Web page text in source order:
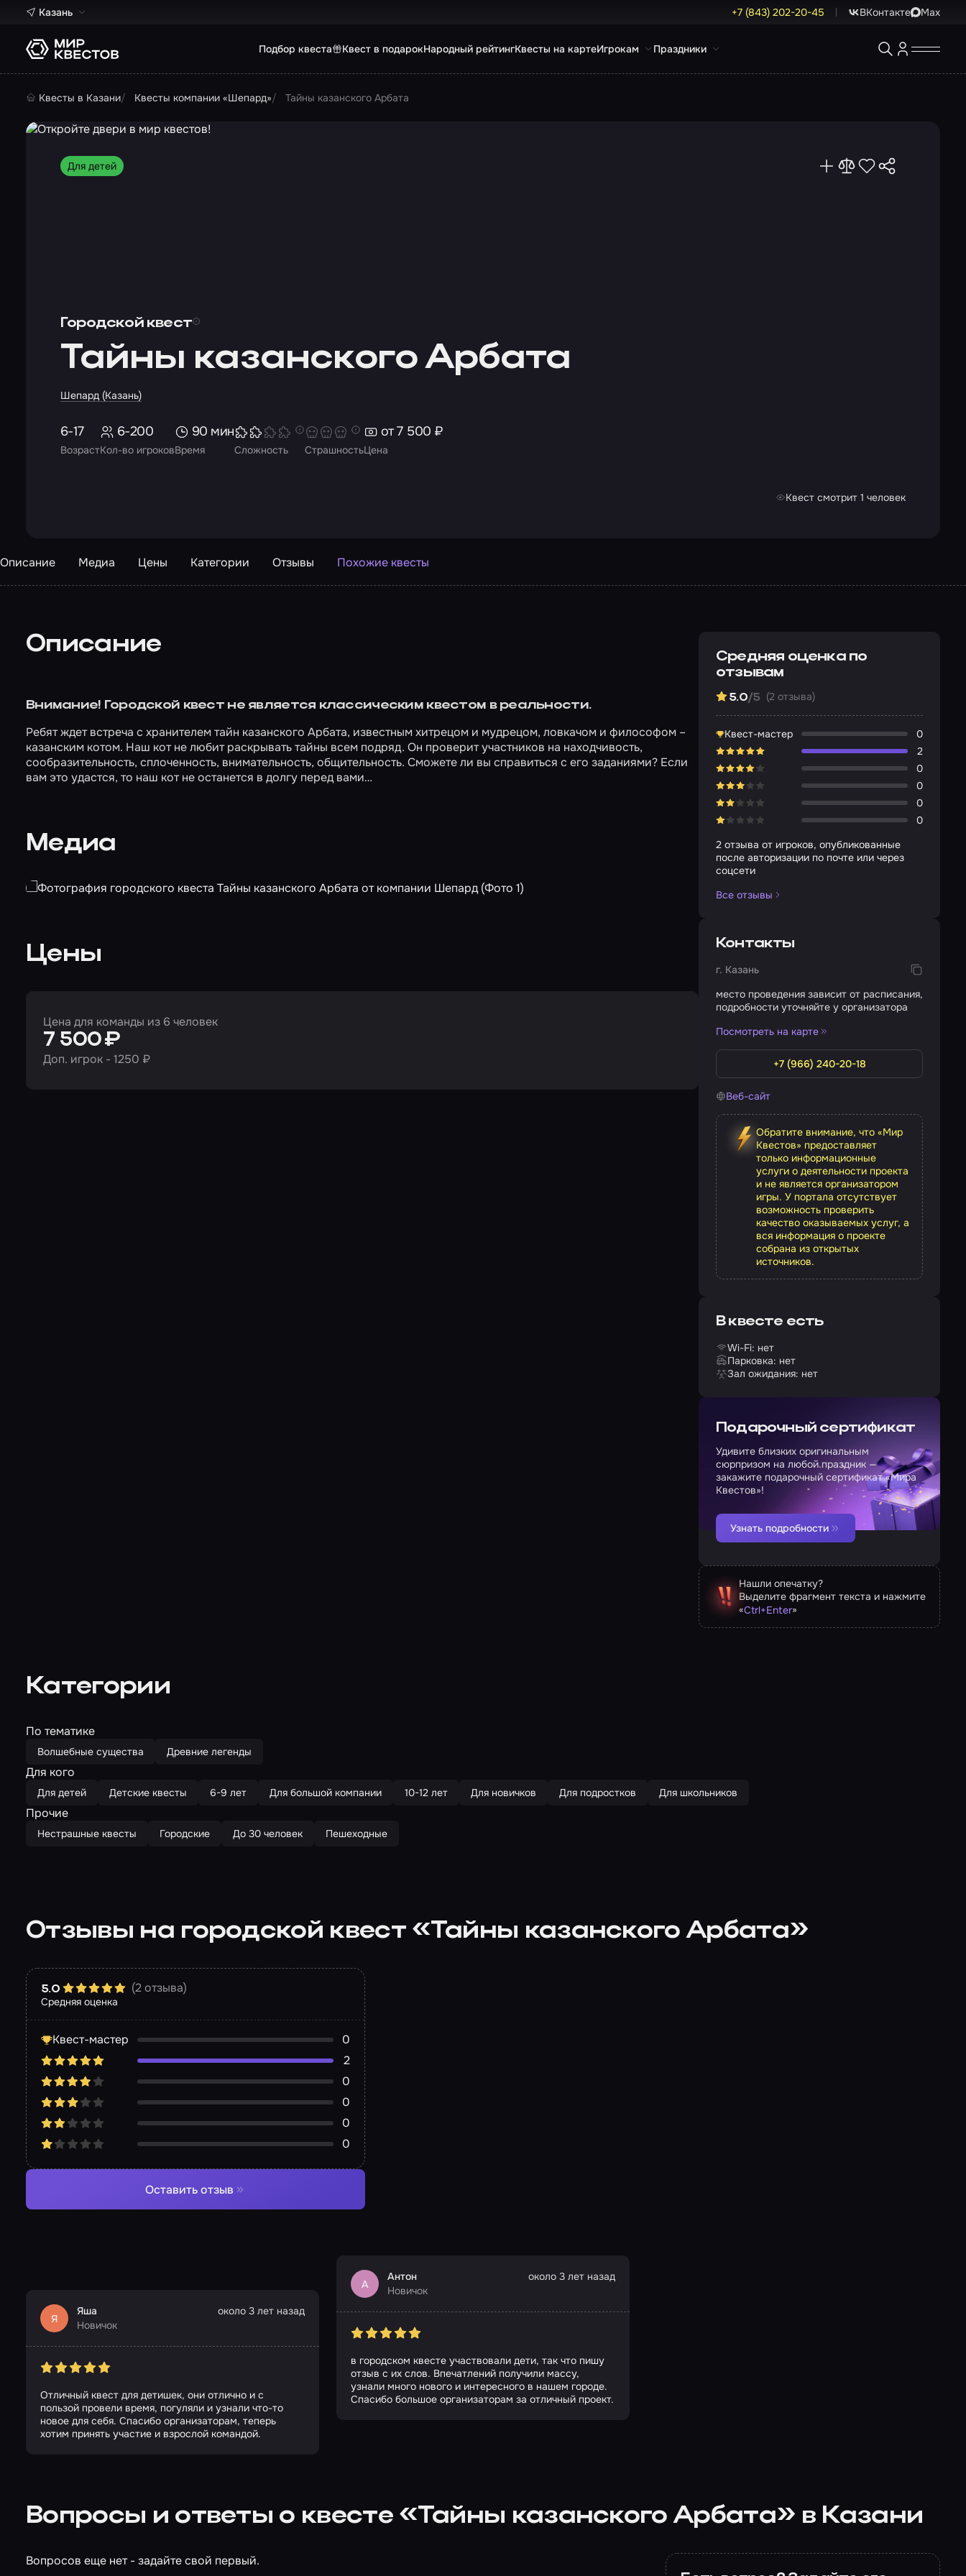
Казань +7 (843) 202-20-45 ВКонтакте Max
Подбор квеста Квест в подарокНародный рейтингКвесты на картеИгрокам Праздники
Квесты в Казани Квесты компании «Шепард» Тайны казанского Арбата
Для детей
Городской квест
Тайны казанского Арбата
Шепард (Казань)
Возраст
6-17
Кол-во игроков
6-200
Время
90 мин
Сложность СтрашностьЦена
от 7 500 ₽
Квест смотрит 1 человек
Описание Медиа Цены Категории Отзывы Похожие квесты
Описание
Внимание! Городской квест не является классическим квестом в реальности.
Ребят ждет встреча с хранителем тайн казанского Арбата, известным хитрецом и мудрецом, ловкачом и философом –
казанским котом. Наш кот не любит раскрывать тайны всем подряд. Он проверит участников на находчивость,
сообразительность, сплоченность, внимательность, общительность. Сможете ли вы справиться с его заданиями? Если
вам это удастся, то наш кот не останется в долгу перед вами…
Медиа
Цены
Цена для команды из 6 человек
7 500 ₽
Доп. игрок - 1250 ₽
Средняя оценка по
отзывам
5.0/5 (2 отзыва)
Квест-мастер
0
2
0
0
0
0
2 отзыва от игроков, опубликованные
после авторизации по почте или через
соцсети
Все отзывы
Контакты
г. Казань
место проведения зависит от расписания,
подробности уточняйте у организатора
Посмотреть на карте
+7 (966) 240-20-18
Веб-сайт
Обратите внимание, что «Мир
Квестов» предоставляет
только информационные
услуги о деятельности проекта
и не является организатором
игры. У портала отсутствует
возможность проверить
качество оказываемых услуг, а
вся информация о проекте
собрана из открытых
источников.
В квесте есть
Wi-Fi: нет
Парковка: нет
Зал ожидания: нет
Подарочный сертификат
Удивите близких оригинальным
сюрпризом на любой праздник —
закажите подарочный сертификат «Мира
Квестов»!
Узнать подробности
Нашли опечатку?
Выделите фрагмент текста и нажмите
«Ctrl+Enter»
Категории
По тематике
Волшебные существа Древние легенды
Для кого
Для детей Детские квесты 6-9 лет Для большой компании 10-12 лет Для новичков Для подростков Для школьников
Прочие
Нестрашные квесты Городские До 30 человек Пешеходные
Отзывы на городской квест «Тайны казанского Арбата»
Средняя оценка
5.0 (2 отзыва)
Квест-мастер
0
2
0
0
0
0
Оставить отзыв
Я
Яша
Новичок
около 3 лет назад
Отличный квест для детишек, они отлично и с
пользой провели время, погуляли и узнали что-то
новое для себя. Спасибо организаторам, теперь
хотим принять участие и взрослой командой.
А
Антон
Новичок
около 3 лет назад
в городском квесте участвовали дети, так что пишу
отзыв с их слов. Впечатлений получили массу,
узнали много нового и интересного в нашем городе.
Спасибо большое организаторам за отличный проект.
Вопросы и ответы о квесте «Тайны казанского Арбата» в Казани
Вопросов еще нет - задайте свой первый.